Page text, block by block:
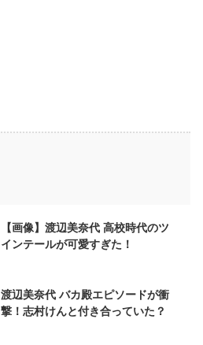
【画像】渡辺美奈代 高校時代のツ
インテールが可愛すぎた！
渡辺美奈代 バカ殿エピソードが衝
撃！志村けんと付き合っていた？